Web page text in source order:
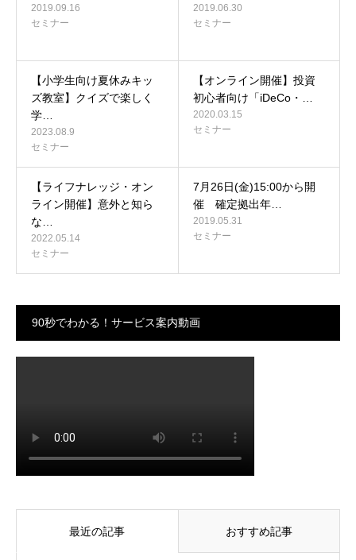
2019.09.16
セミナー
2019.06.30
セミナー
【小学生向け夏休みキッ
ズ教室】クイズで楽しく
学…
2023.08.9
セミナー
【オンライン開催】投資
初心者向け「iDeCo・…
2020.03.15
セミナー
【ライフナレッジ・オン
ライン開催】意外と知ら
な…
2022.05.14
セミナー
7月26日(金)15:00から開
催 確定拠出年…
2019.05.31
セミナー
90秒でわかる！サービス案内動画
最近の記事 おすすめ記事